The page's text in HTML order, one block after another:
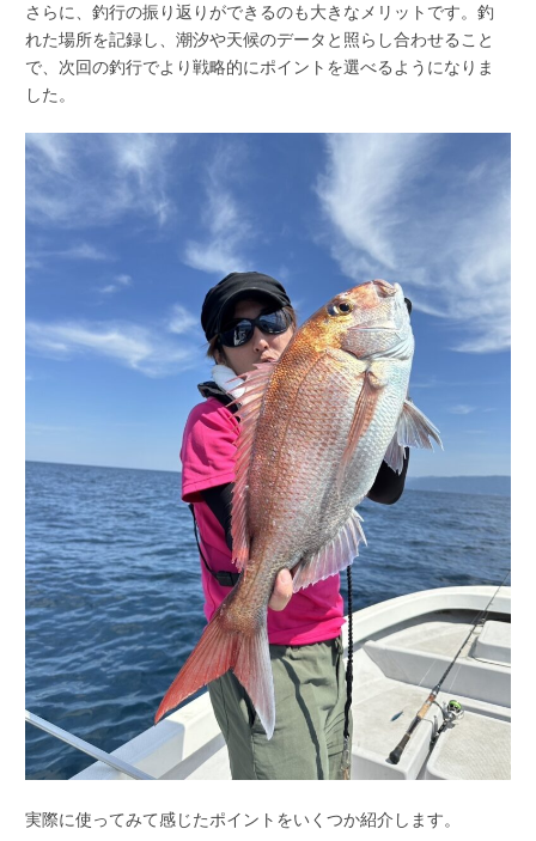
さらに、釣行の振り返りができるのも大きなメリットです。釣
れた場所を記録し、潮汐や天候のデータと照らし合わせること
で、次回の釣行でより戦略的にポイントを選べるようになりま
した。
実際に使ってみて感じたポイントをいくつか紹介します。